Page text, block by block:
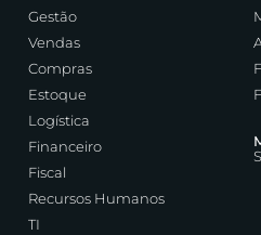
Gestão
Vendas
Compras
Estoque
Logística
Financeiro
Fiscal
Recursos Humanos
TI